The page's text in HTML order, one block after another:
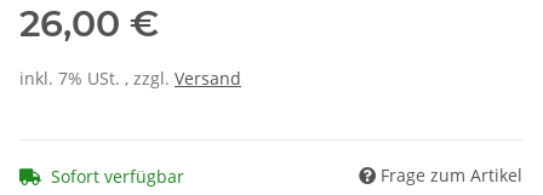
26,00 €
inkl. 7% USt. , zzgl. Versand
Sofort verfügbar Frage zum Artikel